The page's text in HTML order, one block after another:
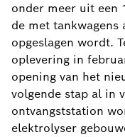
onder meer uit een
de met tankwagens
opgeslagen wordt.
oplevering in
opening van het
volgende stap al in
ontvangststation
elektrolyser